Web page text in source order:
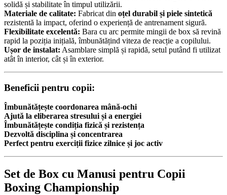
solidă și stabilitate în timpul utilizării.
Materiale de calitate: Fabricat din oțel durabil și piele sintetică
rezistentă la impact, oferind o experiență de antrenament sigură.
Flexibilitate excelentă: Bara cu arc permite mingii de box să revină
rapid la poziția inițială, îmbunătățind viteza de reacție a copilului.
Ușor de instalat: Asamblare simplă și rapidă, setul putând fi utilizat
atât în interior, cât și în exterior.
Beneficii pentru copii:
Îmbunătățește coordonarea mână-ochi
Ajută la eliberarea stresului și a energiei
Îmbunătățește condiția fizică și rezistența
Dezvoltă disciplina și concentrarea
Perfect pentru exerciții fizice zilnice și joc activ
Set de Box cu Manusi pentru Copii
Boxing Championship